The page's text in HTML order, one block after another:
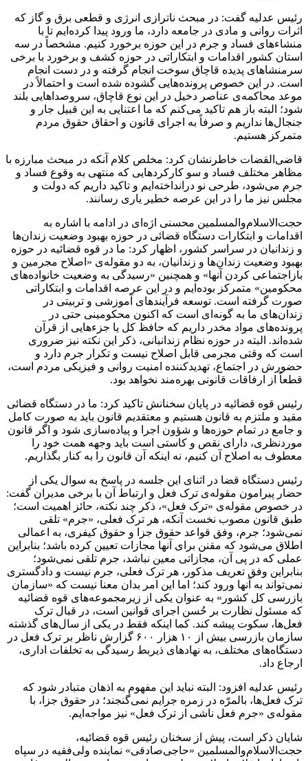
رئیس عدلیه گفت: در مبحث ناترازی انرژی و قطعی برق و گاز که
اثرات روانی و مادی در جامعه دارد، ما ورود پیدا کرده‌ایم تا با
منشاء‌های فساد و جرم در این حوزه برخورد کنیم. مشخصاً در سه
استان کشور اقدامات و ابتکاراتی در حوزه کشف و برخورد با برخی
سرمنشاهای پدیده قاچاق سوخت انجام گرفته و در دست انجام
است. در این خصوص پرونده‌هایی گشوده شده است و احتمالاً در
موعد محاکمه‌ی عناصر دخیل در این نوع قاچاق، سروصداهایی بلند
شود؛ البته باز هم تاکید می‌کنم که ما اعتنایی به این قبیل جار و
جنجال‌ها نداریم و صرفاً به اجرای قانون و احقاق حقوق مردم
متمرکز هستیم.
قاضی‌القضات خاطرنشان کرد: مخلص کلام آنکه در مبحث مبارزه با
مظاهر مختلف فساد و سو کارکردهایی که منتهی به وقوع فساد و
جرم می‌شود، طرحی نو درانداخته‌ایم و تاکید داریم که دولت و
مجلس نیز ما را در این عرصه خطیر یاری رسانند.
حجت‌الاسلام‌والمسلمین محسنی اژه‌ای در ادامه با اشاره به
اقدامات و ابتکارات دستگاه قضائی در حوزه بهبود وضعیت زندان‌ها
و زندانیان در سراسر کشور، اظهار کرد: ما در قوه قضائیه در حوزه
بهبود وضعیت زندان‌ها و زندانیان، به دو مقوله‌ی «اصلاح مجرمین و
بازاجتماعی کردن آنها» و همچنین «رسیدگی به وضعیت خانواده‌های
محکومین» متمرکز بوده‌ایم و در این عرصه اقدامات و ابتکاراتی
صورت گرفته است. توسعه فرآیندهای آموزشی و تربیتی در
زندان‌های ما به گونه‌ای است که اکنون محکومینی حتی در
پرونده‌های مواد مخدر داریم که حافظ کل یا جزء‌هایی از قرآن
شده‌اند. البته در حوزه نظام زندانبانی، ذکر این نکته نیز ضروری
است که وقتی مجرمی قابل اصلاح نیست و تکرار جرم دارد و
حضورش در اجتماع، تهدیدکننده امنیت روانی و فیزیکی مردم است،
قطعاً از
ارفاقات قانونی بهره‌مند نخواهد بود.
رئیس قوه قضائیه در پایان سخنانش تاکید کرد: ما در دستگاه قضائی
مقید و ملتزم به قانون هستیم و معتقدیم قانون باید به صورت کامل
و جامع در تمام حوزه‌ها و شؤون اجرا و پیاده‌سازی شود و اگر قانون
موردنظری، دارای نقص و کاستی است باید وجهه همت خود را
معطوف به اصلاح آن کنیم، نه اینکه آن قانون را به کنار بگذاریم.
رئیس دستگاه قضا در اثنای این جلسه در پاسخ به سوال یکی از
حضار پیرامون مقوله‌ی ترک فعل و ارتباط آن با برخی مدیران گفت:
در خصوص مقوله‌ی «ترک فعل»، ذکر چند نکته، حائز اهمیت است؛
طبق قانون مصوب نخست آنکه، هر ترک فعلی، «جرم» تلقی
نمی‌شود؛ جرم، وفق قواعد حقوق جزا و حقوق کیفری، به اعمالی
اطلاق می‌شود که مقنن برای آنها مجازات تعیین کرده باشد؛ بنابراین
عملی که در پی آن، مجازاتی معین نباشد، جرم تلقی نمی‌شود؛
بنابراین وفق تعریف مذکور، هر ترک فعلی، جرم نیست و دادگستری
نمی‌تواند به آنها ورود کند؛ اما این امر بدان معنا نیست که «سازمان
بازرسی کل کشور» به عنوان یکی از زیرمجموعه‌های قوه قضائیه
که مسئول نظارت بر حُسن اجرای قوانین است، در قبال ترک
فعل‌ها، سکوت پیشه کند. کما اینکه فقط در یکی از سال‌های گذشته
سازمان بازرسی بیش از ۱۰ هزار ۶۰۰ گزارش ناظر بر ترک فعل در
دستگاه‌های مختلف، به نهادهای ذیربط رسیدگی به تخلفات اداری،
ارجاع داد.
رئیس عدلیه افزود: البته نباید این مفهوم به اذهان متبادر شود که
ترک فعل‌ها، بالمرّه در زمره جرایم نمی‌گنجند؛ در حقوق جزا، با
مقوله‌ی «جرم فعل ناشی از ترک فعل» نیز مواجه‌ایم.
شایان ذکر است، پیش از سخنان رئیس قوه قضائیه،
حجت‌الاسلام‌والمسلمین «حاجی‌صادقی» نماینده ولی‌فقیه در سپاه